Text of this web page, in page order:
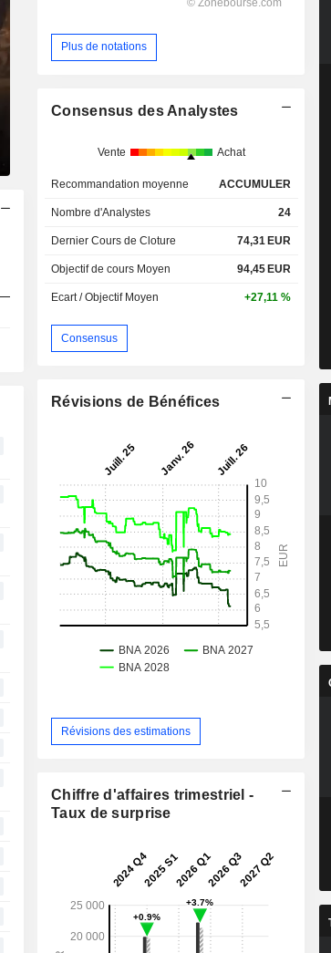
Plus de notations
Consensus des Analystes
Vente Achat
Recommandation moyenne ACCUMULER
Nombre d'Analystes 24
Dernier Cours de Cloture 74,31 EUR
Objectif de cours Moyen 94,45 EUR
Ecart / Objectif Moyen +27,11 %
Consensus
Révisions de Bénéfices
Révisions des estimations
Chiffre d'affaires trimestriel -
Taux de surprise